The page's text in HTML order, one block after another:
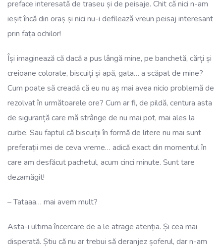
preface interesată de traseu și de peisaje. Chit că nici n-am
ieșit încă din oraș și nici nu-i defilează vreun peisaj interesant
prin fața ochilor!
Își imaginează că dacă a pus lângă mine, pe banchetă, cărți și
creioane colorate, biscuiți și apă, gata… a scăpat de mine?
Cum poate să creadă că eu nu aș mai avea nicio problemă de
rezolvat în următoarele ore? Cum ar fi, de pildă, centura asta
de siguranță care mă strânge de nu mai pot, mai ales la
curbe. Sau faptul că biscuiții în formă de litere nu mai sunt
preferații mei de ceva vreme… adică exact din momentul în
care am desfăcut pachetul, acum cinci minute. Sunt tare
dezamăgit!
– Tataaa… mai avem mult?
Asta-i ultima încercare de a le atrage atenția. Și cea mai
disperată. Știu că nu ar trebui să deranjez șoferul, dar n-am